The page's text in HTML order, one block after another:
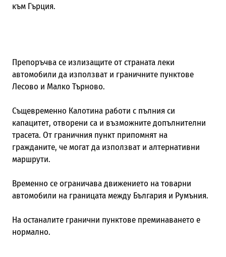
към Гърция.
Препоръчва се излизащите от страната леки
автомобили да използват и граничните пунктове
Лесово и Малко Търново.
Същевременно Калотина работи с пълния си
капацитет, отворени са и възможните допълнителни
трасета. От граничния пункт припомнят на
гражданите, че могат да използват и алтернативни
маршрути.
Временно се ограничава движението на товарни
автомобили на границата между България и Румъния.
На останалите гранични пунктове преминаването е
нормално.